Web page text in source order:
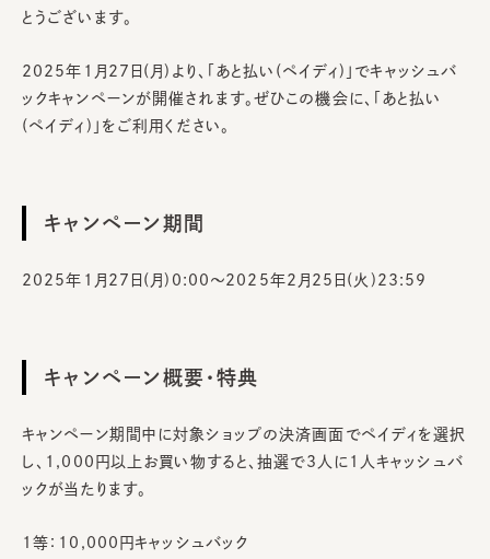
とうございます。
2025年1月27日(月)より、「あと払い(ペイディ)」でキャッシュバ
ックキャンペーンが開催されます。ぜひこの機会に、「あと払い
(ペイディ)」をご利用ください。
キャンペーン期間
2025年1月27日(月)0:00～2025年2月25日(火)23:59
キャンペーン概要・特典
キャンペーン期間中に対象ショップの決済画面でペイディを選択
し、1,000円以上お買い物すると、抽選で3人に1人キャッシュバ
ックが当たります。
1等：10,000円キャッシュバック